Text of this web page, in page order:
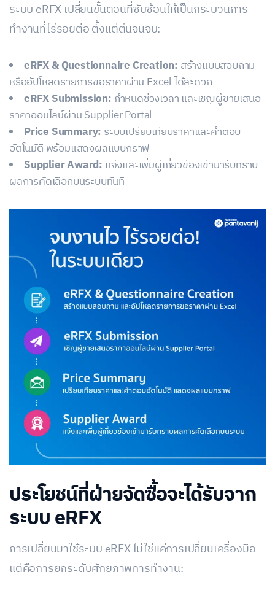
ระบบ eRFX เปลี่ยนขั้นตอนที่ซับซ้อนให้เป็นกระบวนการ
ทำงานที่ไร้รอยต่อ ตั้งแต่ต้นจนจบ:
eRFX & Questionnaire Creation: สร้างแบบสอบถาม
หรืออัปโหลดรายการขอราคาผ่าน Excel ได้สะดวก
eRFX Submission: กำหนดช่วงเวลา และเชิญผู้ขายเสนอ
ราคาออนไลน์ผ่าน Supplier Portal
Price Summary: ระบบเปรียบเทียบราคาและคำตอบ
อัตโนมัติ พร้อมแสดงผลแบบกราฟ
Supplier Award: แจ้งและเพิ่มผู้เกี่ยวข้องเข้ามารับทราบ
ผลการคัดเลือกบนระบบทันที
ประโยชน์ที่ฝ่ายจัดซื้อจะได้รับจาก
ระบบ eRFX
การเปลี่ยนมาใช้ระบบ eRFX ไม่ใช่แค่การเปลี่ยนเครื่องมือ
แต่คือการยกระดับศักยภาพการทำงาน: